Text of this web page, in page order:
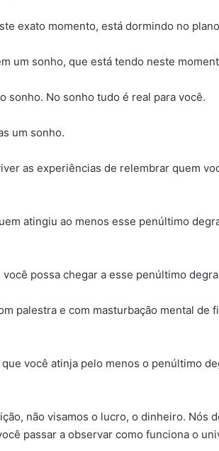
exato momento, está dormindo no
um sonho, que está tendo neste
sonho. No sonho tudo é real para você.
um sonho.
as experiências de relembrar quem
atingiu ao menos esse penúltimo
possa chegar a esse penúltimo
palestra e com masturbação mental
você atinja pelo menos o penúltimo
não visamos o lucro, o dinheiro. Nós
passar a observar como funciona o